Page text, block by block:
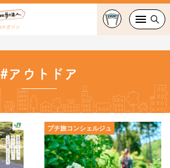
マガジン
ウト
#アウトドア
プチ旅コンシェルジュ